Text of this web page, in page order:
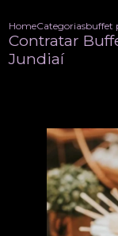
HomeCategoriasbuffet
Contratar
Jundiaí